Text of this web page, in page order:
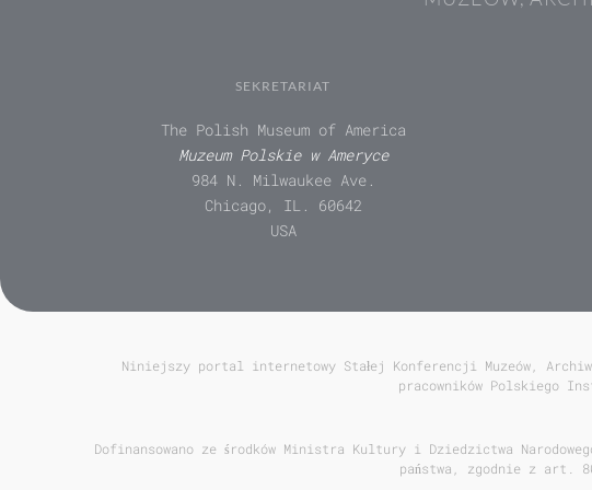
SEKRETARIAT
The Polish Museum of America
Muzeum Polskie w Ameryce
984 N. Milwaukee Ave.
Chicago, IL. 60642
USA
Niniejszy portal internetowy Stałej Konferencji Muzeów,
pracowników Polskiego
Dofinansowano ze środków Ministra Kultury i Dziedzictwa
państwa, zgodnie z art.